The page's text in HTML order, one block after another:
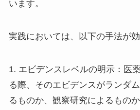
います。
実践においては、以下の手法が効
1. エビデンスレベルの明示：医
る際、そのエビデンスがランダ
るものか、観察研究によるもの